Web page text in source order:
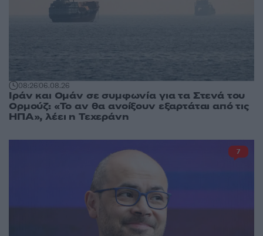
08:2606.08.26
Ιράν και Ομάν σε συμφωνία για τα Στενά του
Ορμούζ: «Το αν θα ανοίξουν εξαρτάται από τις
ΗΠΑ», λέει η Τεχεράνη
7